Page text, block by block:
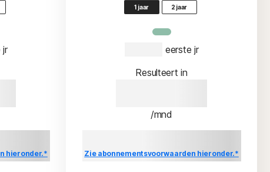
jr
hieronder.*
1 jaar 2 jaar
eerste jr
Resulteert in
/mnd
Zie abonnementsvoorwaarden hieronder.*